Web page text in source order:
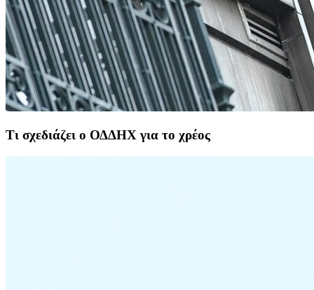
Τι σχεδιάζει ο ΟΔΔΗΧ για το χρέος